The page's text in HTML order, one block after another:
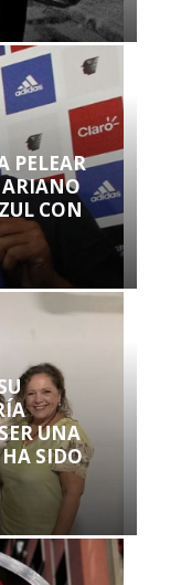
PELEAR
CON
UNA
HA SIDO